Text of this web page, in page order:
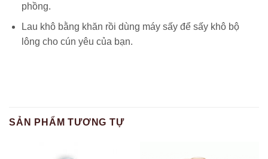
phồng.
Lau khô bằng khăn rồi dùng máy sấy để sấy khô bộ
lông cho cún yêu của bạn.
SẢN PHẨM TƯƠNG TỰ